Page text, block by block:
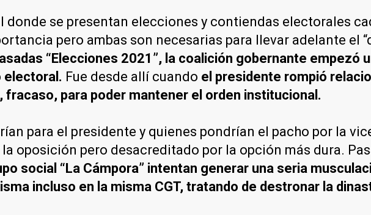
se presentan elecciones y contiendas electorales
pero ambas son necesarias para llevar adelante el
“Elecciones 2021”, la coalición gobernante empezó
electoral. Fue desde allí cuando el presidente rompió
para poder mantener el orden institucional.
para el presidente y quienes pondrían el pacho por la
oposición pero desacreditado por la opción más dura.
social “La Cámpora” intentan generar una seria
incluso en la misma CGT, tratando de destronar la